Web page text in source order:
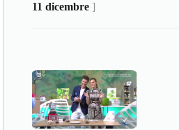
11 dicembre ]